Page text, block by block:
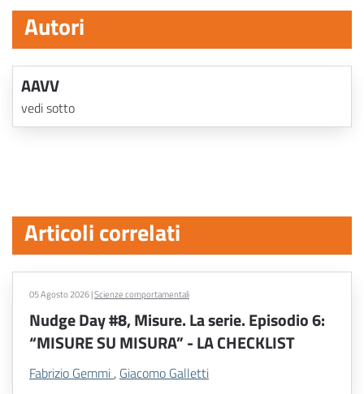
Autori
AAVV
vedi sotto
Articoli correlati
05 Agosto 2026|Scienze comportamentali
Nudge Day #8, Misure. La serie. Episodio 6:
“MISURE SU MISURA” - LA CHECKLIST
Fabrizio Gemmi , Giacomo Galletti